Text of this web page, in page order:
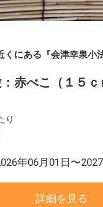
くにある『会津幸泉小
赤べこ（１５ｃ
り
年06月01日〜
詳細を見る